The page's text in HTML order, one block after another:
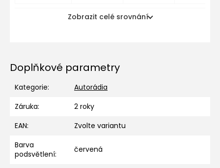
Zobrazit celé srovnání
Doplňkové parametry
Kategorie:
Autorádia
Záruka:
2 roky
EAN:
Zvolte variantu
Barva
podsvětlení: červená